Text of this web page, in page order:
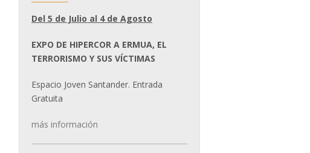
Del 5 de Julio al 4 de Agosto
EXPO DE HIPERCOR A ERMUA, EL
TERRORISMO Y SUS VÍCTIMAS
Espacio Joven Santander. Entrada
Gratuita
más información